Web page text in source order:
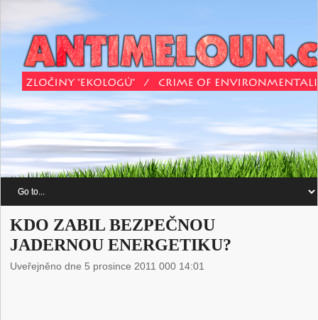
KDO ZABIL BEZPEČNOU
JADERNOU ENERGETIKU?
Uveřejněno dne 5 prosince 2011 000 14:01